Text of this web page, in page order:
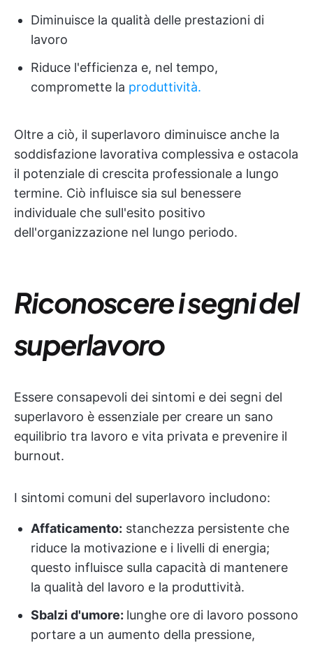
Diminuisce la qualità delle prestazioni di
lavoro
Riduce l'efficienza e, nel tempo,
compromette la produttività.
Oltre a ciò, il superlavoro diminuisce anche la
soddisfazione lavorativa complessiva e ostacola
il potenziale di crescita professionale a lungo
termine. Ciò influisce sia sul benessere
individuale che sull'esito positivo
dell'organizzazione nel lungo periodo.
Riconoscere i segni del
superlavoro
Essere consapevoli dei sintomi e dei segni del
superlavoro è essenziale per creare un sano
equilibrio tra lavoro e vita privata e prevenire il
burnout.
I sintomi comuni del superlavoro includono:
Affaticamento: stanchezza persistente che
riduce la motivazione e i livelli di energia;
questo influisce sulla capacità di mantenere
la qualità del lavoro e la produttività.
Sbalzi d'umore: lunghe ore di lavoro possono
portare a un aumento della pressione,